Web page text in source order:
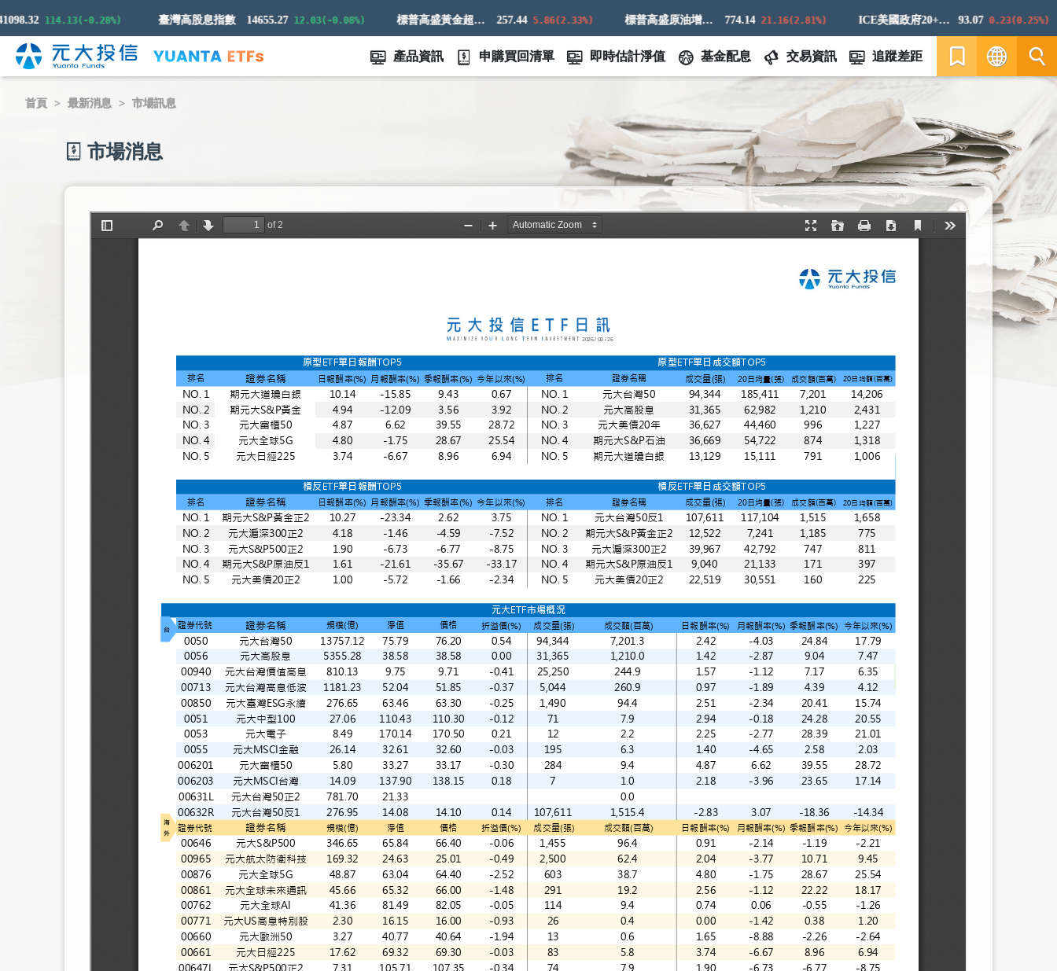
114.13(-0.28%) 臺灣高股息指數 14655.27 12.03(-0.08%) 標普高盛黃金超額回報指數 257.44 5.86(2.33%) 標普高盛原油增強超額回報指數 774.14 21.16(2.81%) ICE美國政府20+年期債券指數 93.07 0.23(0.25%)
產品資訊 申購買回清單 即時估計淨值 基金配息 交易資訊 追蹤差距
EN
首頁 最新消息 市場訊息
市場消息